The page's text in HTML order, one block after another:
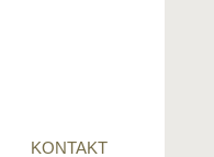
KONTAKT